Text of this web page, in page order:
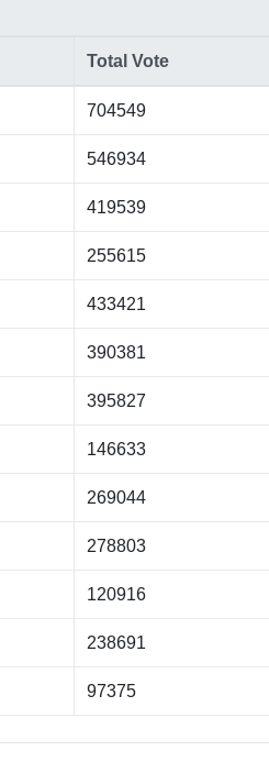
Total Vote
704549
546934
419539
255615
433421
390381
395827
146633
269044
278803
120916
238691
97375